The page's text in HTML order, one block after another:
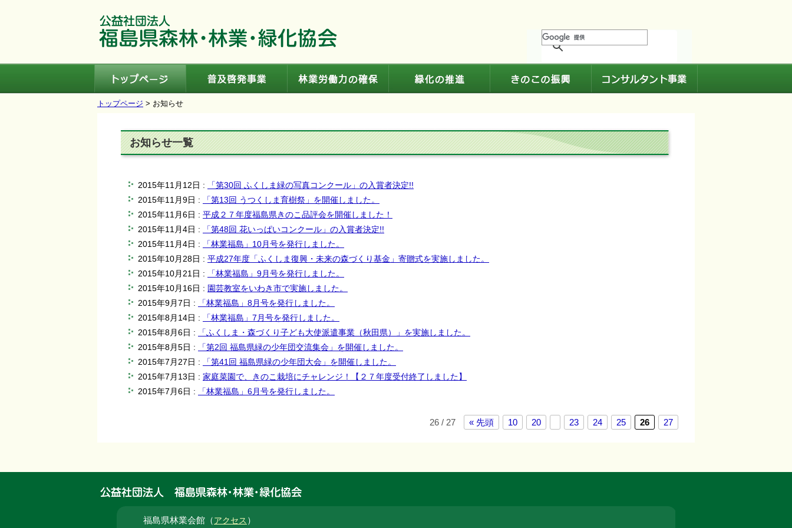
トップページ > お知らせ
お知らせ一覧
2015年11月12日 :
「第30回 ふくしま緑の写真コンクール」の入賞者決定!!
2015年11月9日 :
「第13回 うつくしま育樹祭」を開催しました。
2015年11月6日 : 平成２７年度福島県きのこ品評会を開催しました！
2015年11月4日 :
「第48回 花いっぱいコンクール」の入賞者決定!!
2015年11月4日 :
「林業福島」10月号を発行しました。
2015年10月28日 : 平成27年度「ふくしま復興・未来の森づくり基金」寄贈式を実施しました。
2015年10月21日 :
「林業福島」9月号を発行しました。
2015年10月16日 : 園芸教室をいわき市で実施しました。
2015年9月7日 :
「林業福島」8月号を発行しました。
2015年8月14日 :
「林業福島」7月号を発行しました。
2015年8月6日 :
「ふくしま・森づくり子ども大使派遣事業（秋田県）」を実施しました。
2015年8月5日 :
「第2回 福島県緑の少年団交流集会」を開催しました。
2015年7月27日 :
「第41回 福島県緑の少年団大会」を開催しました。
2015年7月13日 : 家庭菜園で、きのこ栽培にチャレンジ！【２７年度受付終了しました】
2015年7月6日 :
「林業福島」6月号を発行しました。
26 / 27 « 先頭 10 20 23 24 25 26 27
福島県林業会館（ アクセス ）